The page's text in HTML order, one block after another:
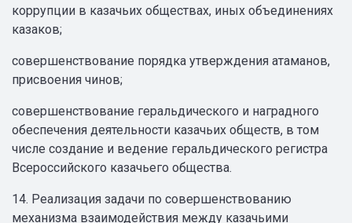
коррупции в казачьих обществах, иных объединениях
казаков;
совершенствование порядка утверждения атаманов,
присвоения чинов;
совершенствование геральдического и наградного
обеспечения деятельности казачьих обществ, в том
числе создание и ведение геральдического регистра
Всероссийского казачьего общества.
14. Реализация задачи по совершенствованию
механизма взаимодействия между казачьими